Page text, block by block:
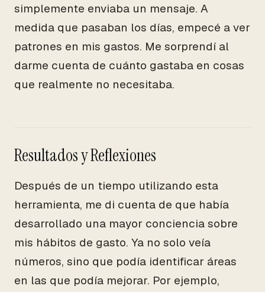
simplemente enviaba un mensaje. A
medida que pasaban los días, empecé a ver
patrones en mis gastos. Me sorprendí al
darme cuenta de cuánto gastaba en cosas
que realmente no necesitaba.
Resultados y Reflexiones
Después de un tiempo utilizando esta
herramienta, me di cuenta de que había
desarrollado una mayor conciencia sobre
mis hábitos de gasto. Ya no solo veía
números, sino que podía identificar áreas
en las que podía mejorar. Por ejemplo,